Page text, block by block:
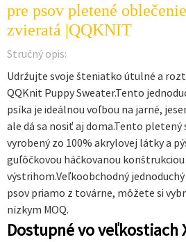
pre psov pletené
zvieratá |QQKNIT
Stručný opis:
Udržujte svoje šteniatko útulné a
QQKnit Puppy Sweater.Tento
psíka je ideálnou voľbou na jarné,
ale dá sa nosiť aj doma.Tento pletený
vyrobený zo 100% akrylovej látky a
guľôčkovou háčkovanou
výstrihom.Veľkoobchodný
psov priamo z továrne, môžete si
nízkym MOQ.
Dostupné vo veľkostiach